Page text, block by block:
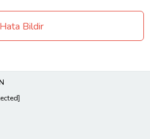
Hata Bildir